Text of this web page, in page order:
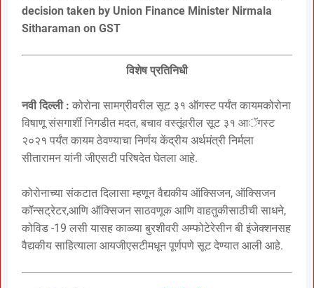
decision taken by Union Finance Minister Nirmala
Sitharaman on GST
विशेष प्रतिनिधी
नवी दिल्ली : कोरोना सामग्रीवरील सूट ३१ ऑगस्ट पर्यंत कायमकोरोना
विषाणू संसगार्शी निगडीत मदत, बचाव वस्तूंवरील सूट ३१ आॅगस्ट
२०२१ पर्यंत कायम ठेवण्याचा निर्णय केंद्रीय अर्थमंत्री निर्मला
सीतारामन यांनी जीएसटी परिषदेत घेतला आहे.
कोरोनाच्या संकटात दिलासा म्हणून वैद्यकीय ऑक्सिजन, ऑक्सिजन
कॉन्सट्रेटर,आणि ऑक्सिजन साठवणूक आणि वाहतुकीसाठीची साधने,
कोविड -19 लसी यासह काळ्या बुरशीवरी अम्फोटेरेसीन बी इंजेक्शनसह
वैद्यकीय साहित्याला आयजीएसटीमधून पूर्णपणे सूट देण्यात आली आहे.